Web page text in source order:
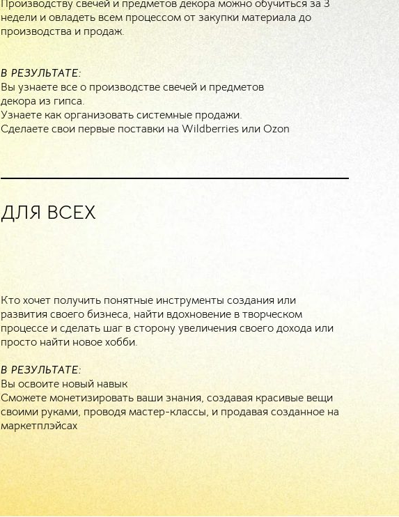
Производству свечей и предметов декора можно обучиться за 3
недели и овладеть всем процессом от закупки материала до
производства и продаж.
Кто хочет получить понятные инструменты создания или
развития своего бизнеса, найти вдохновение в творческом
процессе и сделать шаг в сторону увеличения своего дохода или
просто найти новое хобби.
ДЛЯ ВСЕХ
В РЕЗУЛЬТАТЕ:
Вы узнаете все о производстве свечей и предметов
декора из гипса.
Узнаете как организовать системные продажи.
Сделаете свои первые поставки на Wildberries или Ozon
В РЕЗУЛЬТАТЕ:
Вы освоите новый навык
Сможете монетизировать ваши знания, создавая красивые вещи
своими руками, проводя мастер-классы, и продавая созданное на
маркетплэйсах